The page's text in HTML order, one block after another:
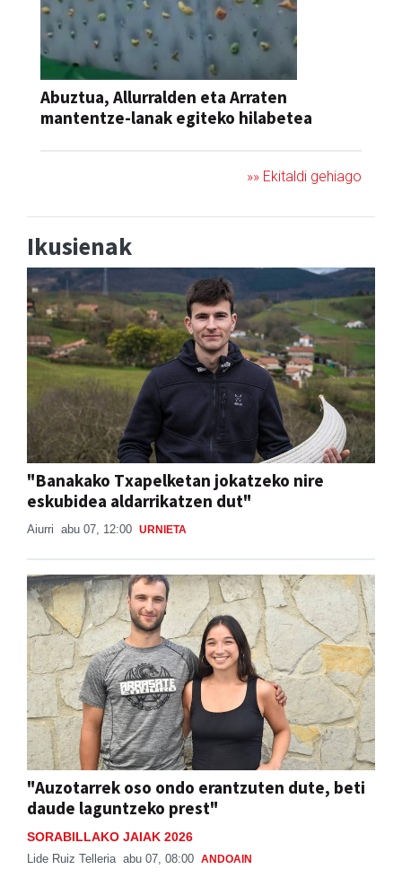
Abuztua, Allurralden eta Arraten
mantentze-lanak egiteko hilabetea
»» Ekitaldi gehiago
Ikusienak
"Banakako Txapelketan jokatzeko nire
eskubidea aldarrikatzen dut"
Aiurri abu 07, 12:00 URNIETA
"Auzotarrek oso ondo erantzuten dute, beti
daude laguntzeko prest"
SORABILLAKO JAIAK 2026
Lide Ruiz Telleria abu 07, 08:00 ANDOAIN